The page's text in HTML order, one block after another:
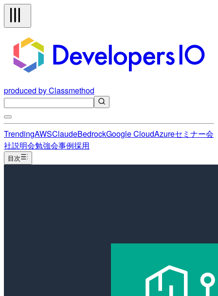
produced by Classmethod
TrendingAWSClaudeBedrockGoogle CloudAzureセミナー会
社説明会勉強会事例採用
目次